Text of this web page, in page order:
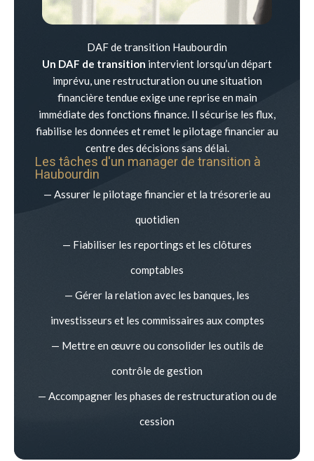
DAF de transition Haubourdin
Un DAF de transition intervient lorsqu’un départ
imprévu, une restructuration ou une situation
financière tendue exige une reprise en main
immédiate des fonctions finance. Il sécurise les flux,
fiabilise les données et remet le pilotage financier au
centre des décisions sans délai.
Les tâches d'un manager de transition à
Haubourdin
— Assurer le pilotage financier et la trésorerie au
quotidien
— Fiabiliser les reportings et les clôtures
comptables
— Gérer la relation avec les banques, les
investisseurs et les commissaires aux comptes
— Mettre en œuvre ou consolider les outils de
contrôle de gestion
— Accompagner les phases de restructuration ou de
cession